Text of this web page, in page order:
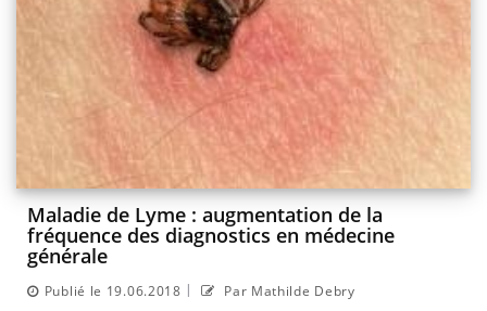
Maladie de Lyme : augmentation de la
fréquence des diagnostics en médecine
générale
Publié le 19.06.2018 | Par Mathilde Debry